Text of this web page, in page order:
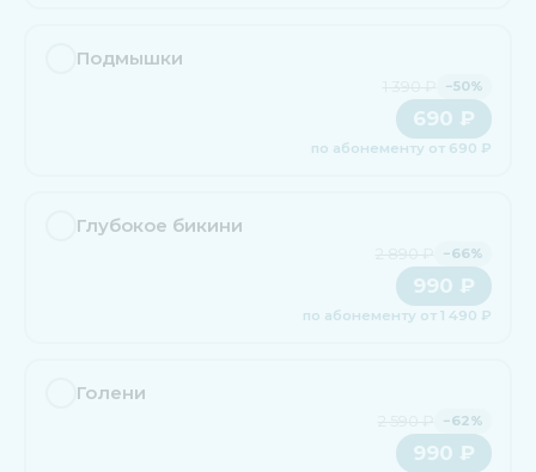
Подмышки
−50%
690 ₽
по абонементу от 690 ₽
Глубокое бикини
−66%
990 ₽
по абонементу от 1 490 ₽
Голени
−62%
990 ₽